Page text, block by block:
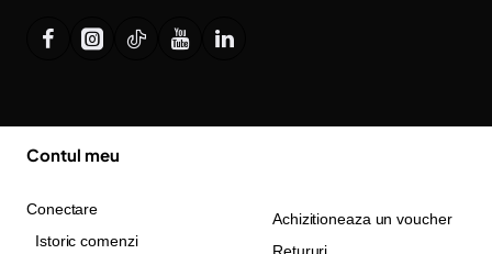
Contul meu
Conectare
Istoric comenzi
Achizitioneaza un voucher